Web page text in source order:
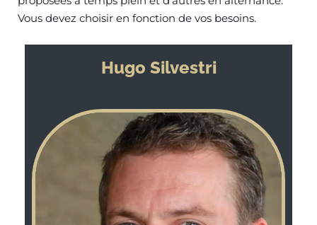
Vous devez choisir en fonction de vos besoins.
Hugo Silvestri